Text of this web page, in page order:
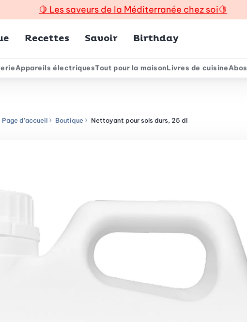
🍋 Les saveurs de la Méditerranée chez soi🍋
Recettes Savoir Birthday
Appareils électriquesTout pour la maisonLivres de cuisineAbos
Page d’accueil Boutique Nettoyant pour sols durs, 25 dl